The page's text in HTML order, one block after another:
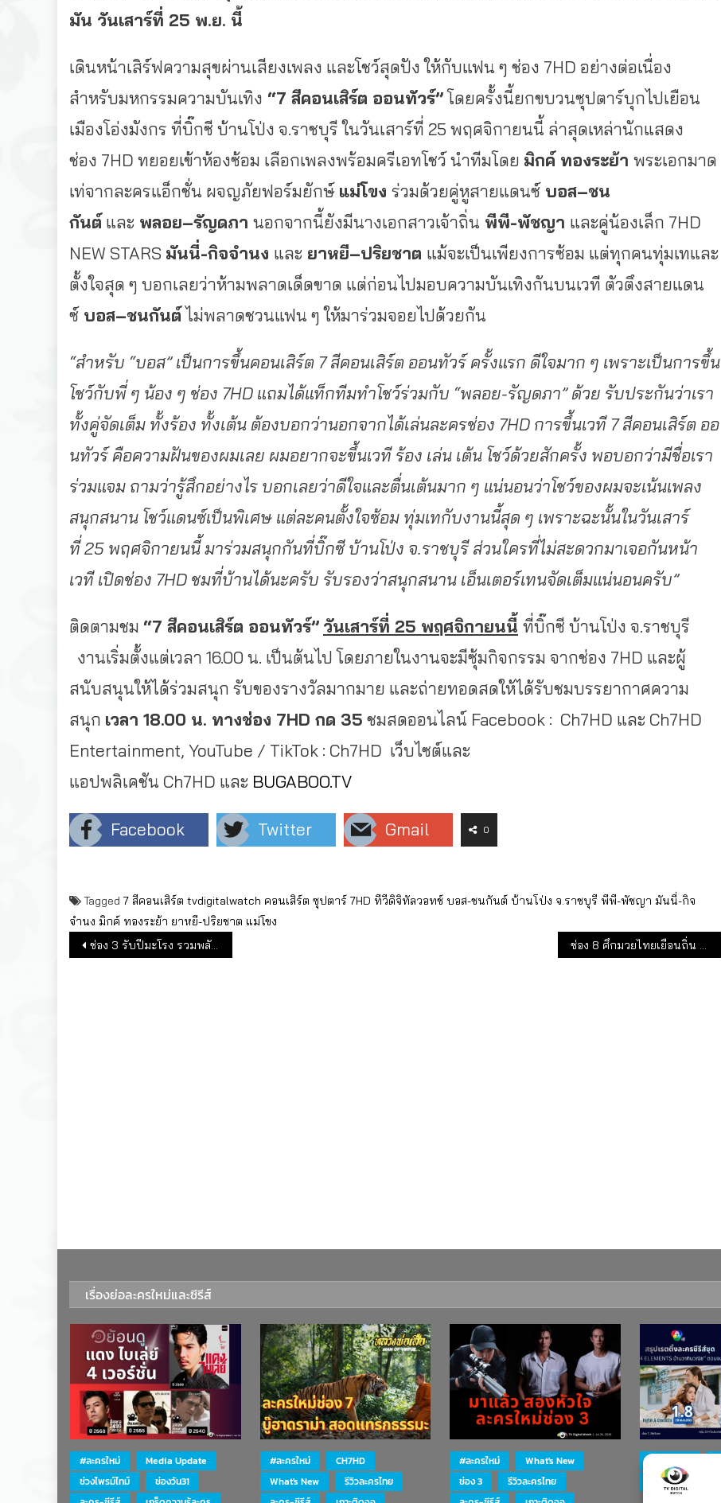
มัน วันเสาร์ที่ 25 พ.ย. นี้
เดินหน้าเสิร์ฟความสุขผ่านเสียงเพลง และโชว์สุดปัง ให้กับแฟน ๆ ช่อง 7HD อย่างต่อเนื่อง
สำหรับมหกรรมความบันเทิง “7 สีคอนเสิร์ต ออนทัวร์”โดยครั้งนี้ยกขบวนซุปตาร์บุกไปเยือน
เมืองโอ่งมังกร ที่บิ๊กซี บ้านโป่ง จ.ราชบุรี ในวันเสาร์ที่ 25 พฤศจิกายนนี้ ล่าสุดเหล่านักแสดง
ช่อง 7HD ทยอยเข้าห้องซ้อม เลือกเพลงพร้อมครีเอทโชว์ นำทีมโดย มิกค์ ทองระย้า พระเอกมาด
เท่จากละครแอ็กชั่น ผจญภัยฟอร์มยักษ์ แม่โขง ร่วมด้วยคู่หูสายแดนซ์ บอส–ชน
กันต์และ พลอย–รัญดภา นอกจากนี้ยังมีนางเอกสาวเจ้าถิ่น พีพี-พัชญา และคู่น้องเล็ก 7HD
NEW STARS มันนี่-กิจจำนง และ ยาหยี–ปริยชาต แม้จะเป็นเพียงการซ้อม แต่ทุกคนทุ่มเทและ
ตั้งใจสุด ๆ บอกเลยว่าห้ามพลาดเด็ดขาด แต่ก่อนไปมอบความบันเทิงกันบนเวที ตัวตึงสายแดน
ซ์ บอส–ชนกันต์ไม่พลาดชวนแฟน ๆ ให้มาร่วมจอยไปด้วยกัน
“สำหรับ “บอส” เป็นการขึ้นคอนเสิร์ต 7 สีคอนเสิร์ต ออนทัวร์ ครั้งแรก ดีใจมาก ๆ เพราะเป็นการขึ้น
โชว์กับพี่ ๆ น้อง ๆ ช่อง 7HD แถมได้แท็กทีมทำโชว์ร่วมกับ “พลอย-รัญดภา” ด้วย รับประกันว่าเรา
ทั้งคู่จัดเต็ม ทั้งร้อง ทั้งเต้น ต้องบอกว่านอกจากได้เล่นละครช่อง 7HD การขึ้นเวที 7 สีคอนเสิร์ต ออ
นทัวร์ คือความฝันของผมเลย ผมอยากจะขึ้นเวที ร้อง เล่น เต้น โชว์ด้วยสักครั้ง พอบอกว่ามีชื่อเรา
ร่วมแจม ถามว่ารู้สึกอย่างไร บอกเลยว่าดีใจและตื่นเต้นมาก ๆ แน่นอนว่าโชว์ของผมจะเน้นเพลง
สนุกสนาน โชว์แดนซ์เป็นพิเศษ แต่ละคนตั้งใจซ้อม ทุ่มเทกับงานนี้สุด ๆ เพราะฉะนั้นในวันเสาร์
ที่ 25 พฤศจิกายนนี้ มาร่วมสนุกกันที่บิ๊กซี บ้านโป่ง จ.ราชบุรี ส่วนใครที่ไม่สะดวกมาเจอกันหน้า
เวที เปิดช่อง 7HD ชมที่บ้านได้นะครับ รับรองว่าสนุกสนาน เอ็นเตอร์เทนจัดเต็มแน่นอนครับ”
ติดตามชม “7 สีคอนเสิร์ต ออนทัวร์” วันเสาร์ที่ 25 พฤศจิกายนนี้ ที่บิ๊กซี บ้านโป่ง จ.ราชบุรี
งานเริ่มตั้งแต่เวลา 16.00 น. เป็นต้นไป โดยภายในงานจะมีซุ้มกิจกรรม จากช่อง 7HD และผู้
สนับสนุนให้ได้ร่วมสนุก รับของรางวัลมากมาย และถ่ายทอดสดให้ได้รับชมบรรยากาศความ
สนุก เวลา 18.00 น. ทางช่อง 7HD กด 35 ชมสดออนไลน์ Facebook : Ch7HD และ Ch7HD
Entertainment, YouTube / TikTok : Ch7HD เว็บไซต์และ
แอปพลิเคชัน Ch7HD และ BUGABOO.TV
Facebook Twitter Gmail 0
Tagged 7 สีคอนเสิร์ต tvdigitalwatch คอนเสิร์ต ซุปตาร์ 7HD ทีวีดิจิทัลวอทช์ บอส-ชนกันต์ บ้านโป่ง จ.ราชบุรี พีพี-พัชญา มันนี่-กิจ
จำนง มิกค์ ทองระย้า ยาหยี-ปริยชาต แม่โขง
แนะแนวเรื่อง
ช่อง 3 รับปีมะโรง รวมพลังนักแสดงกว่า 50 ชีวิต ถ่ายแฟชั่นปฏิทินปีใหม่ 2567 ช่อง 8 ศึกมวยไทยเยือนถิ่น จับมือ Legend Fighting Championships!!
เรื่องย่อละครใหม่และซีรีส์
#ละครใหม่
Media Update
ช่วงไพรม์ไทม์
ช่องวัน31
#ละครใหม่
CH7HD
What's New
รีวิวละครไทย
#ละครใหม่
What's New
ช่อง 3
รีวิวละครไทย
ละคร-ซีรีส์